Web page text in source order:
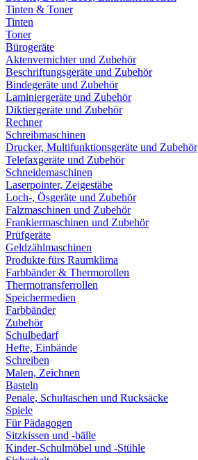
Tinten & Toner
Tinten
Toner
Bürogeräte
Aktenvernichter und Zubehör
Beschriftungsgeräte und Zubehör
Bindegeräte und Zubehör
Laminiergeräte und Zubehör
Diktiergeräte und Zubehör
Rechner
Schreibmaschinen
Drucker, Multifunktionsgeräte und Zubehör
Telefaxgeräte und Zubehör
Schneidemaschinen
Laserpointer, Zeigestäbe
Loch-, Ösgeräte und Zubehör
Falzmaschinen und Zubehör
Frankiermaschinen und Zubehör
Prüfgeräte
Geldzählmaschinen
Produkte fürs Raumklima
Farbbänder & Thermorollen
Thermotransferrollen
Speichermedien
Farbbänder
Zubehör
Schulbedarf
Hefte, Einbände
Schreiben
Malen, Zeichnen
Basteln
Penale, Schultaschen und Rucksäcke
Spiele
Für Pädagogen
Sitzkissen und -bälle
Kinder-Schulmöbel und -Stühle